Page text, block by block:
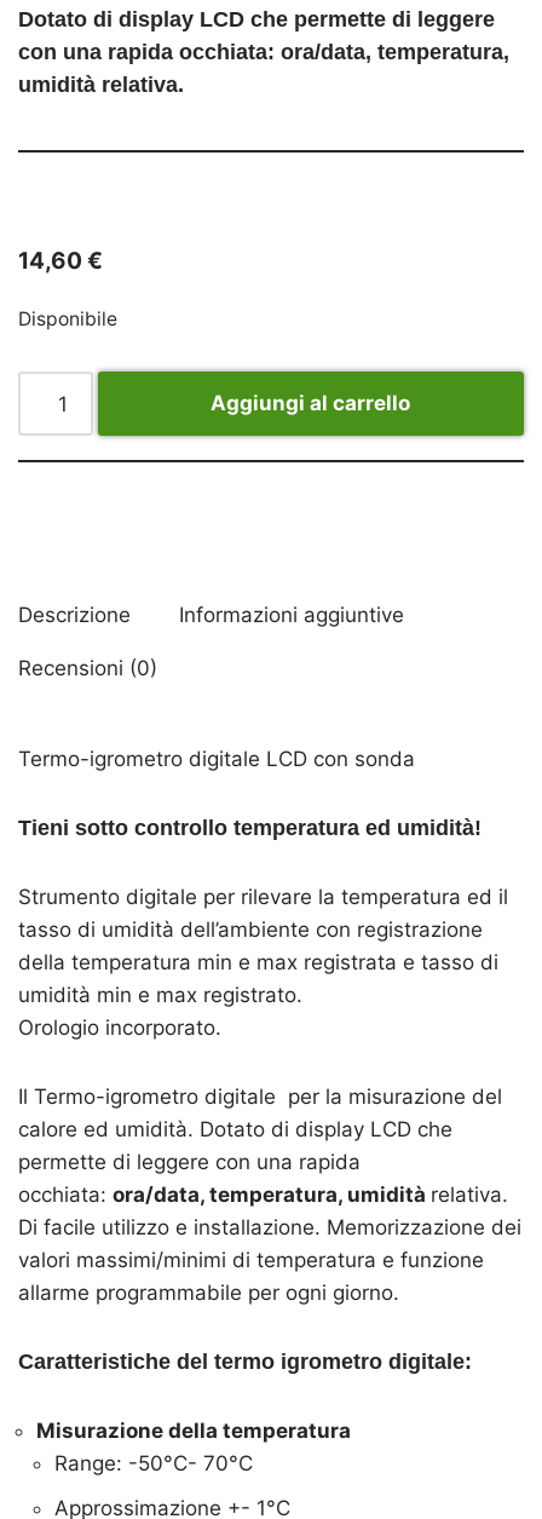
Dotato di display LCD che permette di leggere
con una rapida occhiata: ora/data, temperatura,
umidità relativa.
14,60 €
Disponibile
Aggiungi al carrello
Descrizione Informazioni aggiuntive
Recensioni (0)
Termo-igrometro digitale LCD con sonda
Tieni sotto controllo temperatura ed umidità!
Strumento digitale per rilevare la temperatura ed il
tasso di umidità dell’ambiente con registrazione
della temperatura min e max registrata e tasso di
umidità min e max registrato.
Orologio incorporato.
Il Termo-igrometro digitale per la misurazione del
calore ed umidità. Dotato di display LCD che
permette di leggere con una rapida
occhiata: ora/data, temperatura, umidità relativa.
Di facile utilizzo e installazione. Memorizzazione dei
valori massimi/minimi di temperatura e funzione
allarme programmabile per ogni giorno.
Caratteristiche del termo igrometro digitale:
Misurazione della temperatura
Range: -50°C- 70°C
Approssimazione +- 1°C